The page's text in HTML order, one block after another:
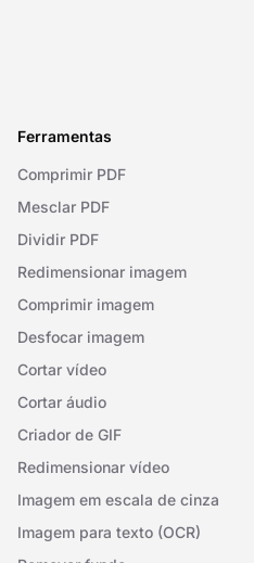
Ferramentas
Comprimir PDF
Mesclar PDF
Dividir PDF
Redimensionar imagem
Comprimir imagem
Desfocar imagem
Cortar vídeo
Cortar áudio
Criador de GIF
Redimensionar vídeo
Imagem em escala de cinza
Imagem para texto (OCR)